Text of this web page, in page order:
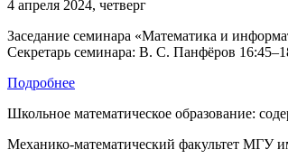
4 апреля 2024, четверг
Заседание семинара «Математика и
Секретарь семинара: В. С. Панфёров
Подробнее
Школьное математическое образование:
Механико-математический факультет МГУ